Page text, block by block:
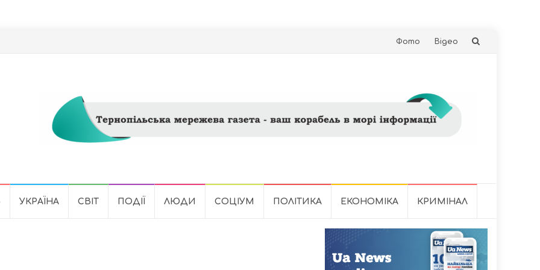
Skip
Фото Відео
УКРАЇНА СВІТ ПОДІЇ ЛЮДИ СОЦІУМ ПОЛІТИКА ЕКОНОМІКА КРИМІНАЛ